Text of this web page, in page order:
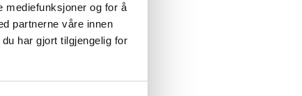
mediefunksjoner og for å
partnerne våre innen
har gjort tilgjengelig for